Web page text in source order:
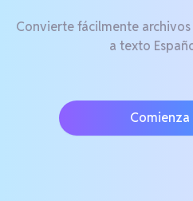
Convierte fácilmente
a texto
Comienza